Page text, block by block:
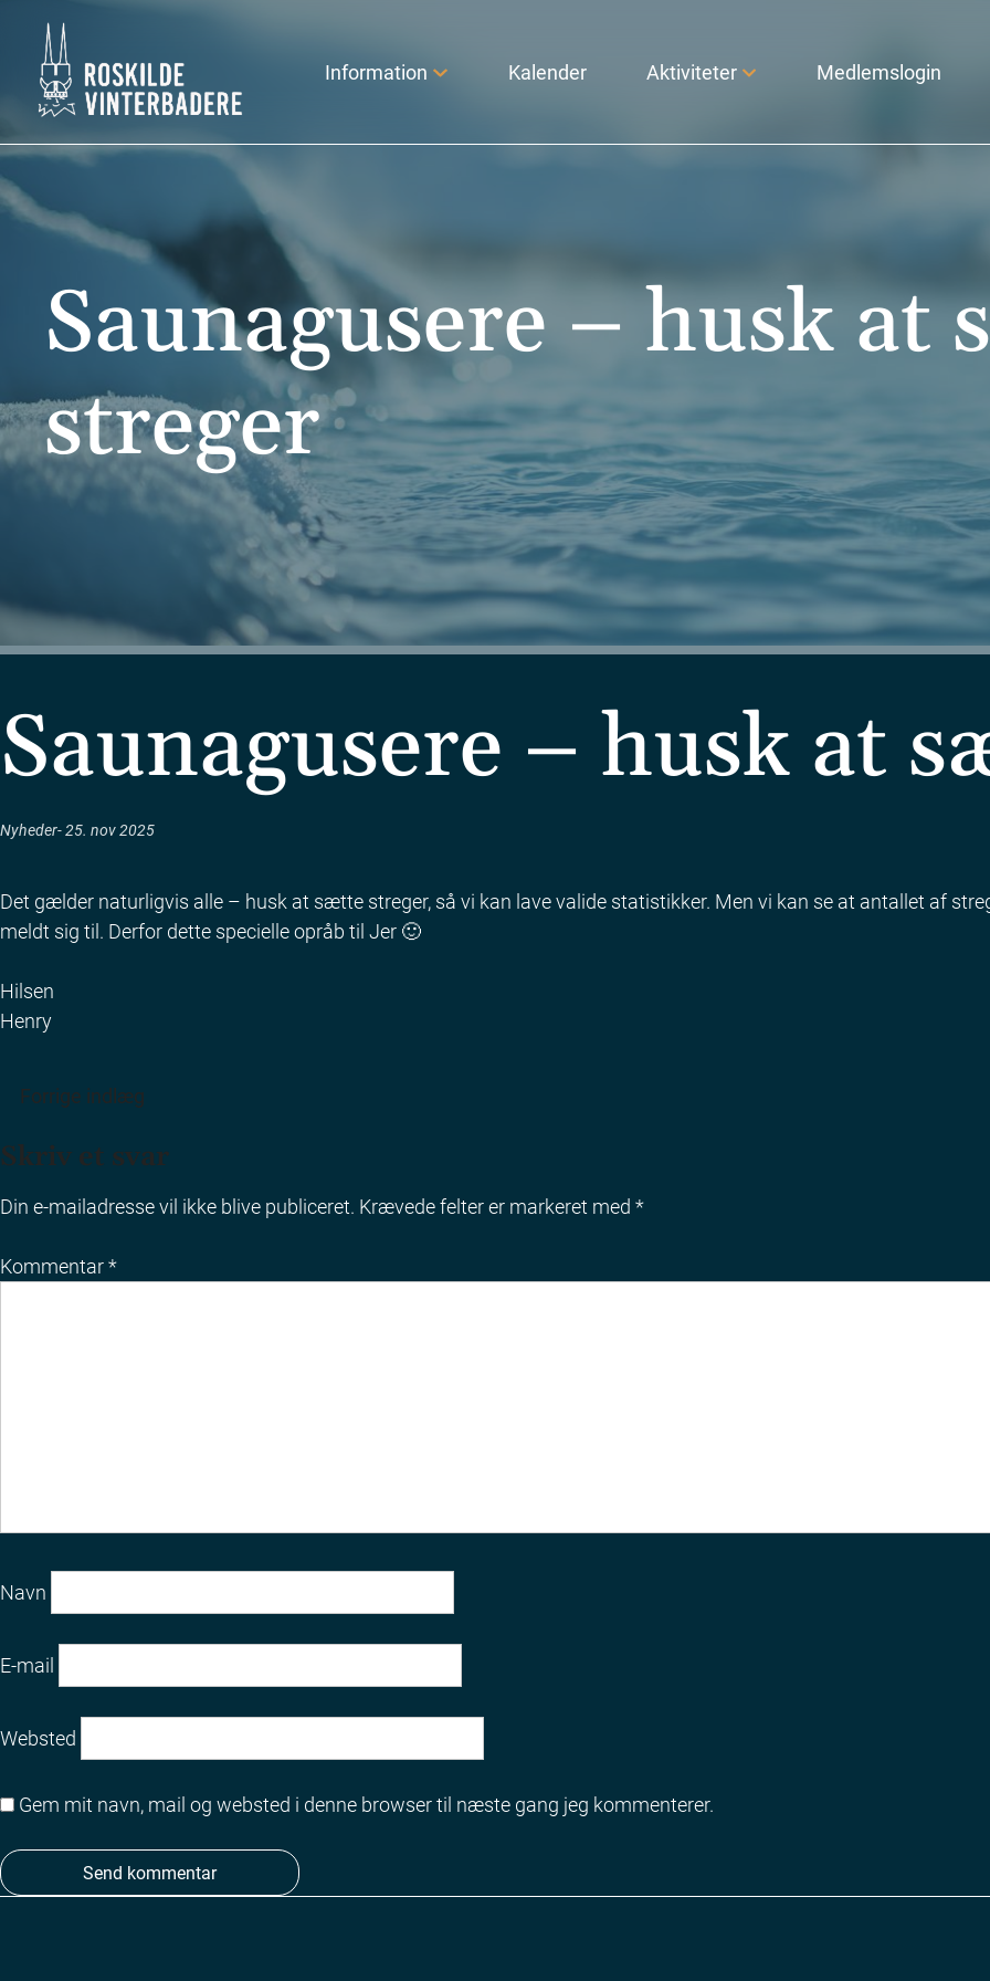
indholdet
Information Kalender Aktiviteter Medlemslogin
Saunagusere – husk at
streger
Saunagusere – husk at
Nyheder 25. nov 2025
Det gælder naturligvis alle – husk at sætte streger, så vi kan lave valide statistikker. Men vi kan se at antallet af
meldt sig til. Derfor dette specielle opråb til Jer 🙂
Hilsen
Henry
Indlægsnavigation
Forrige indlæg
Skriv et svar
Din e-mailadresse vil ikke blive publiceret. Krævede felter er markeret med *
Kommentar*
Navn
E-mail
Websted
Gem mit navn, mail og websted i denne browser til næste gang jeg kommenterer.